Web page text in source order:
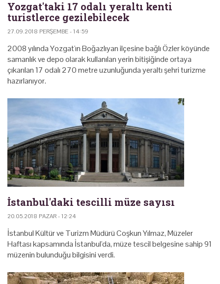
Yozgat'taki 17 odalı yeraltı kenti
turistlerce gezilebilecek
27.09.2018 PERŞEMBE - 14:59
2008 yılında Yozgat'ın Boğazlıyan ilçesine bağlı Özler köyünde
samanlık ve depo olarak kullanılan yerin bitişiğinde ortaya
çıkarılan 17 odalı 270 metre uzunluğunda yeraltı şehri turizme
hazırlanıyor.
İstanbul'daki tescilli müze sayısı
20.05.2018 PAZAR - 12:24
İstanbul Kültür ve Turizm Müdürü Coşkun Yılmaz, Müzeler
Haftası kapsamında İstanbul'da, müze tescil belgesine sahip 91
müzenin bulunduğu bilgisini verdi.